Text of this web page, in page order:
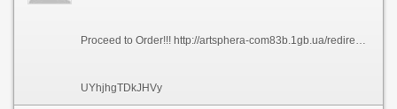
Proceed to Order!!! http://artsphera-com83b.1gb.ua/redirect.php?url=https://studybay.ws/
UYhjhgTDkJHVy